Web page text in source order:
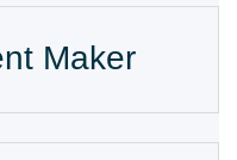
Maker